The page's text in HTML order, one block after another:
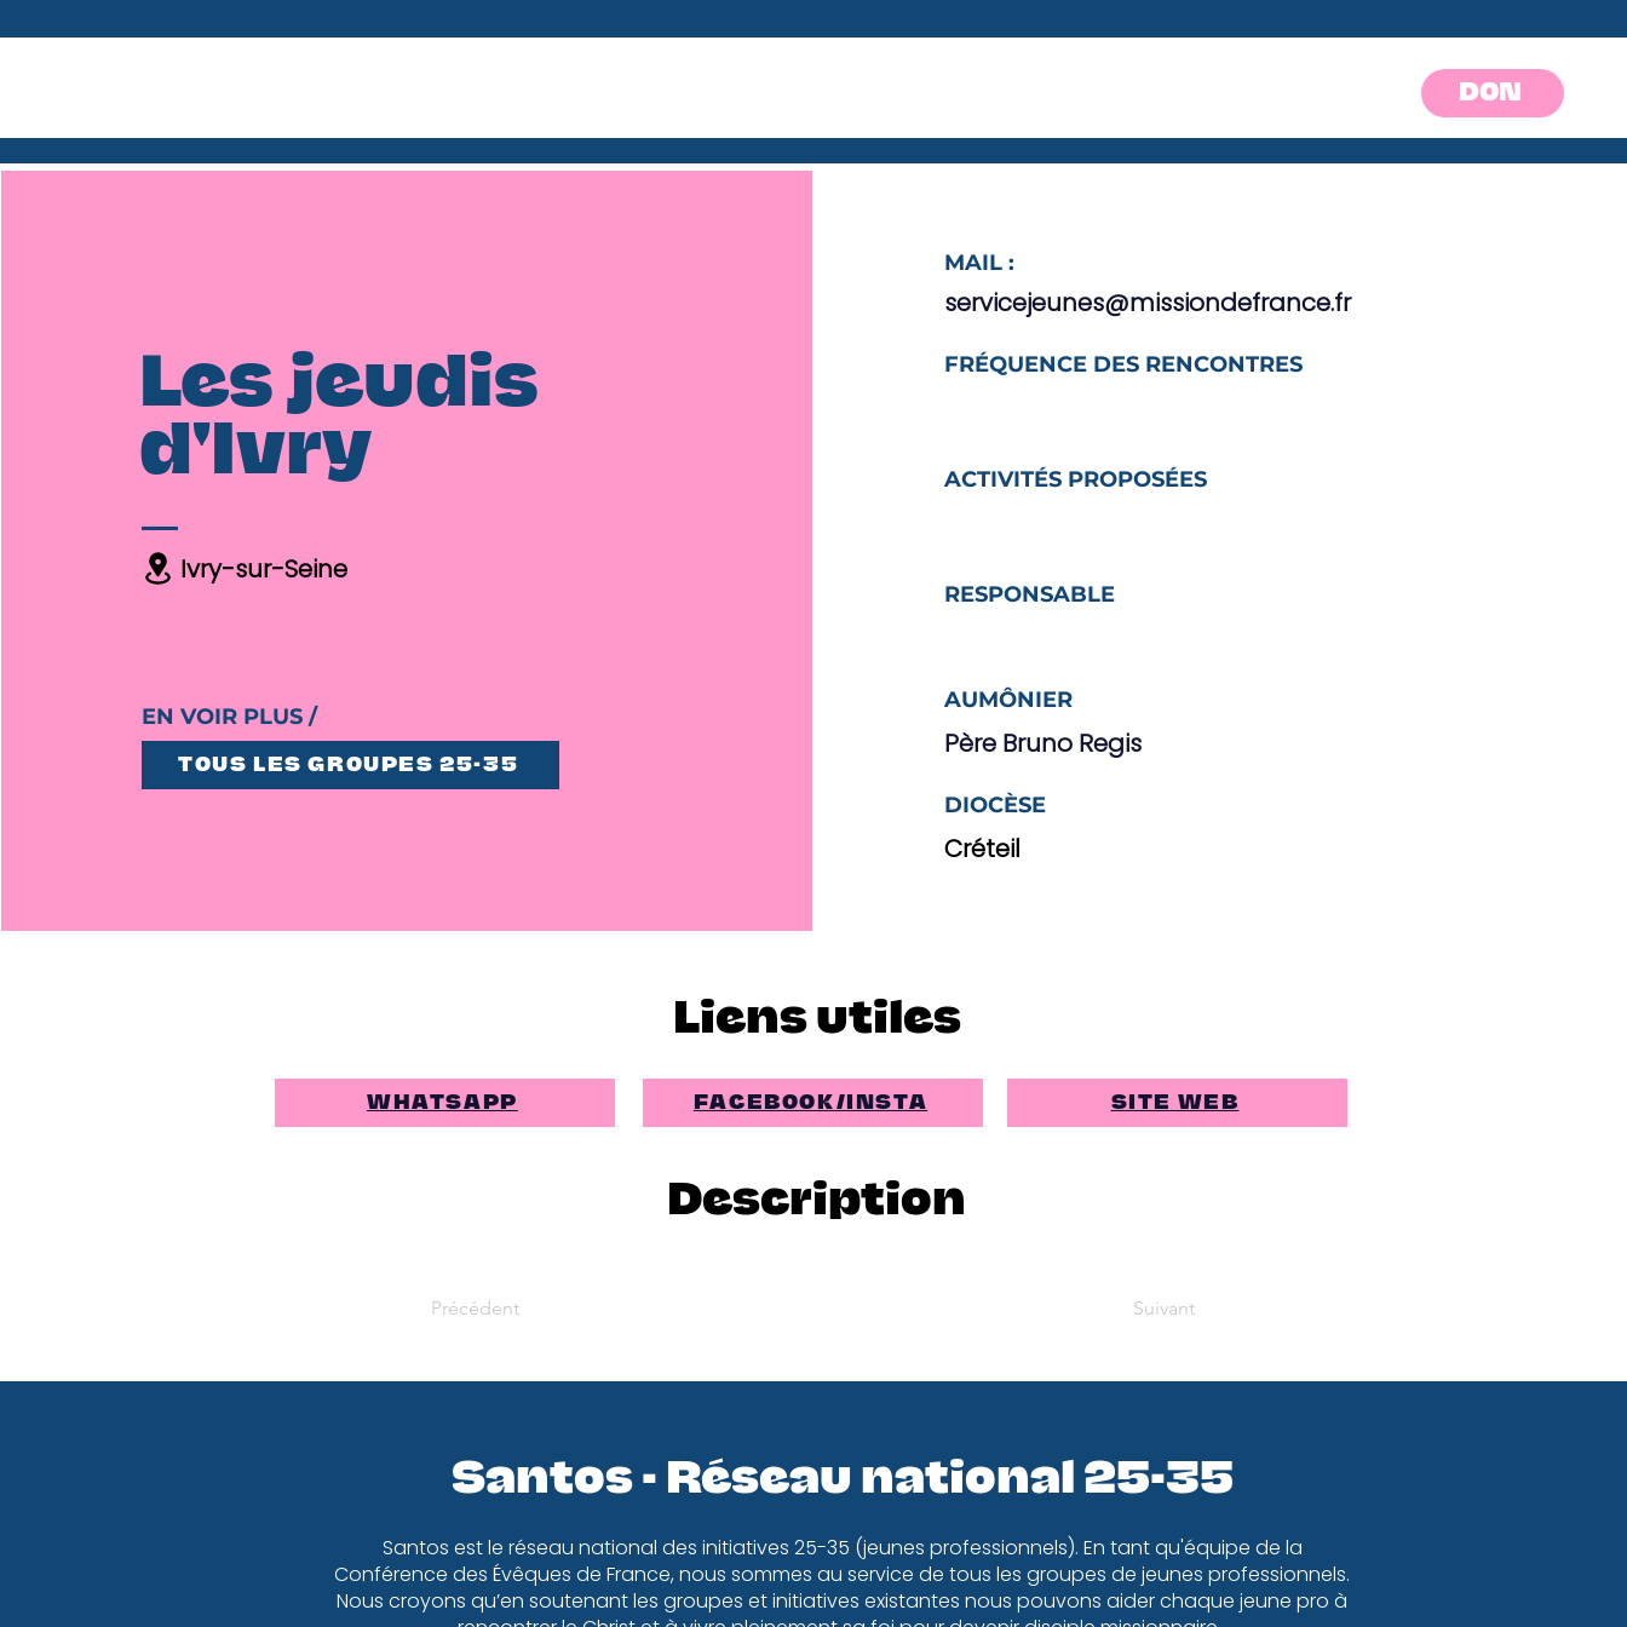
DON
Les jeudis
d'Ivry
Ivry-sur-Seine
EN VOIR PLUS /
TOUS LES GROUPES 25-35
servicejeunes@missiondefrance.fr
MAIL :
FRÉQUENCE DES RENCONTRES
ACTIVITÉS PROPOSÉES
RESPONSABLE
AUMÔNIER
Père Bruno Regis
DIOCÈSE
Créteil
Liens utiles
WHATSAPP FACEBOOK/INSTA SITE WEB
Description
Précédent Suivant
Santos - Réseau national 25-35
Santos est le réseau national des initiatives 25-35 (jeunes professionnels). En tant qu'équipe de la
Conférence des Évêques de France, nous sommes au service de tous les groupes de jeunes professionnels.
Nous croyons qu’en soutenant les groupes et initiatives existantes nous pouvons aider chaque jeune pro à